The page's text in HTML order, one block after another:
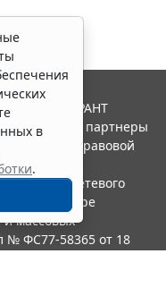
в
.
Система ГАРАНТ
и ее партнеры
правовой
качестве сетевого
в сфере
массовых
№ ФС77-58365 от 18